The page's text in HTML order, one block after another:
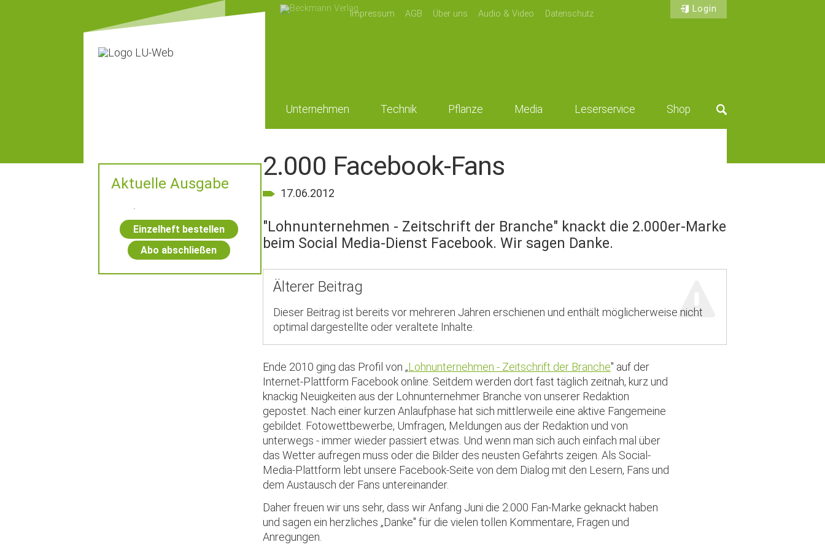
Impressum AGB Über uns Audio & Video Datenschutz Login
Unternehmen Technik Pflanze Media Leserservice Shop Suche
2.000 Facebook-Fans
17.06.2012
"Lohnunternehmen - Zeitschrift der Branche" knackt die 2.000er-Marke
beim Social Media-Dienst Facebook. Wir sagen Danke.
Älterer Beitrag
Dieser Beitrag ist bereits vor mehreren Jahren erschienen und enthält möglicherweise nicht
optimal dargestellte oder veraltete Inhalte.
Ende 2010 ging das Profil von „Lohnunternehmen - Zeitschrift der Branche" auf der
Internet-Plattform Facebook online. Seitdem werden dort fast täglich zeitnah, kurz und
knackig Neuigkeiten aus der Lohnunternehmer Branche von unserer Redaktion
gepostet. Nach einer kurzen Anlaufphase hat sich mittlerweile eine aktive Fangemeine
gebildet. Fotowettbewerbe, Umfragen, Meldungen aus der Redaktion und von
unterwegs - immer wieder passiert etwas. Und wenn man sich auch einfach mal über
das Wetter aufregen muss oder die Bilder des neusten Gefährts zeigen. Als Social-
Media-Plattform lebt unsere Facebook-Seite von dem Dialog mit den Lesern, Fans und
dem Austausch der Fans untereinander.
Daher freuen wir uns sehr, dass wir Anfang Juni die 2.000 Fan-Marke geknackt haben
und sagen ein herzliches „Danke" für die vielen tollen Kommentare, Fragen und
Anregungen.
Aktuelle Ausgabe
Einzelheft bestellen
Abo abschließen